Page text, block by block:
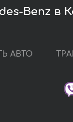
Benz в
АВТО